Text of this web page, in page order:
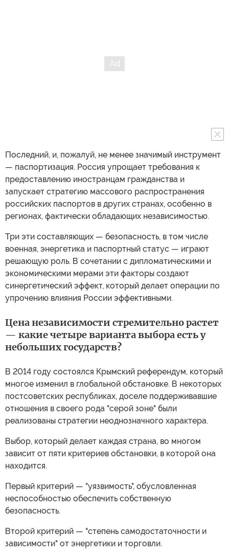
Последний, и, пожалуй, не менее значимый инструмент
— паспортизация. Россия упрощает требования к
предоставлению иностранцам гражданства и
запускает стратегию массового распространения
российских паспортов в других странах, особенно в
регионах, фактически обладающих независимостью.
Три эти составляющих — безопасность, в том числе
военная, энергетика и паспортный статус — играют
решающую роль. В сочетании с дипломатическими и
экономическими мерами эти факторы создают
синергетический эффект, который делает операции по
упрочению влияния России эффективными.
Цена независимости стремительно растет
— какие четыре варианта выбора есть у
небольших государств?
В 2014 году состоялся Крымский референдум, который
многое изменил в глобальной обстановке. В некоторых
постсоветских республиках, доселе поддерживавшие
отношения в своего рода "серой зоне" были
реализованы стратегии неоднозначного характера.
Выбор, который делает каждая страна, во многом
зависит от пяти критериев обстановки, в которой она
находится.
Первый критерий — "уязвимость", обусловленная
неспособностью обеспечить собственную
безопасность.
Второй критерий — "степень самодостаточности и
зависимости" от энергетики и торговли.